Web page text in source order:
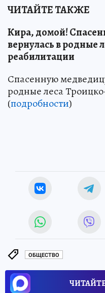
ЧИТАЙТЕ ТАКЖЕ
Кира, домой!
вернулась в родные
реабилитации
Спасенную
родные леса
(подробности)
ОБЩЕСТВО